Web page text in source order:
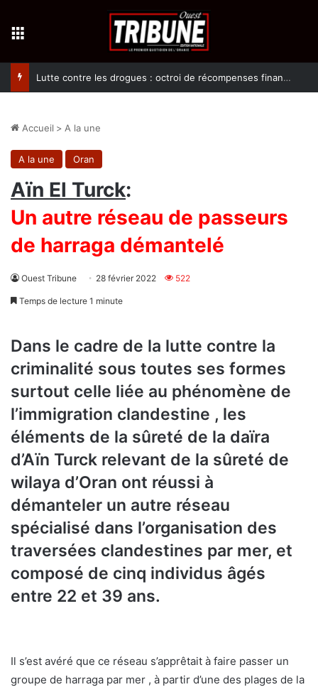
Lutte contre les drogues : octroi de récompenses financières aux dénonciateurs de trafiquants
Accueil > A la une
A la une Oran
Aïn El Turck:
Un autre réseau de passeurs
de harraga démantelé
Ouest Tribune 28 février 2022 522
Temps de lecture 1 minute
Dans le cadre de la lutte contre la
criminalité sous toutes ses formes
surtout celle liée au phénomène de
l’immigration clandestine , les
éléments de la sûreté de la daïra
d’Aïn Turck relevant de la sûreté de
wilaya d’Oran ont réussi à
démanteler un autre réseau
spécialisé dans l’organisation des
traversées clandestines par mer, et
composé de cinq individus âgés
entre 22 et 39 ans.
Il s’est avéré que ce réseau s’apprêtait à faire passer un
groupe de harraga par mer , à partir d’une des plages de la